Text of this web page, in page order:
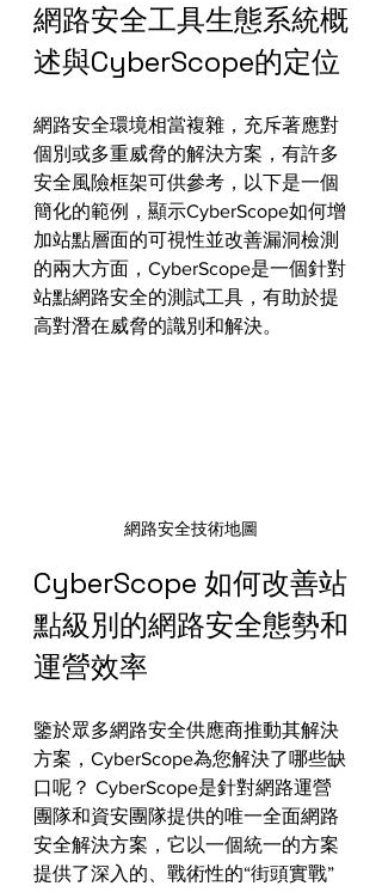
網路安全工具生態系統概
述與CyberScope的定位
網路安全環境相當複雜，充斥著應對
個別或多重威脅的解決方案，有許多
安全風險框架可供參考，以下是一個
簡化的範例，顯示CyberScope如何增
加站點層面的可視性並改善漏洞檢測
的兩大方面，CyberScope是一個針對
站點網路安全的測試工具，有助於提
高對潛在威脅的識別和解決。
網路安全技術地圖
CyberScope 如何改善站
點級別的網路安全態勢和
運營效率
鑒於眾多網路安全供應商推動其解決
方案，CyberScope為您解決了哪些缺
口呢？ CyberScope是針對網路運營
團隊和資安團隊提供的唯一全面網路
安全解決方案，它以一個統一的方案
提供了深入的、戰術性的“街頭實戰”